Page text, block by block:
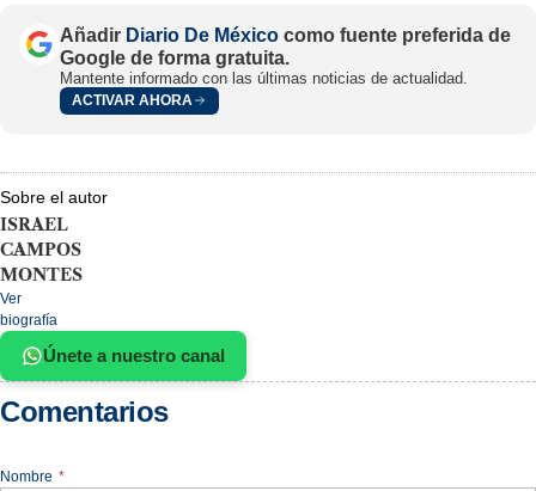
Añadir Diario De México como fuente preferida de
Google de forma gratuita.
Mantente informado con las últimas noticias de actualidad.
ACTIVAR AHORA
Sobre el autor
ISRAEL
CAMPOS
MONTES
Ver
biografía
Únete a nuestro canal
Comentarios
Nombre *